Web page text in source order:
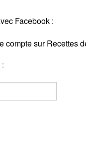
Facebook :
compte sur Recettes
: